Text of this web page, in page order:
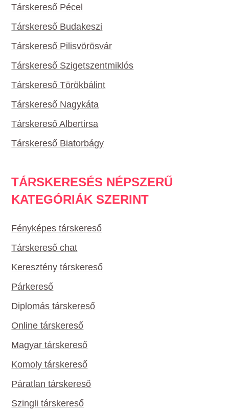
Társkereső Pécel
Társkereső Budakeszi
Társkereső Pilisvörösvár
Társkereső Szigetszentmiklós
Társkereső Törökbálint
Társkereső Nagykáta
Társkereső Albertirsa
Társkereső Biatorbágy
TÁRSKERESÉS NÉPSZERŰ
KATEGÓRIÁK SZERINT
Fényképes társkereső
Társkereső chat
Keresztény társkereső
Párkereső
Diplomás társkereső
Online társkereső
Magyar társkereső
Komoly társkereső
Páratlan társkereső
Szingli társkereső